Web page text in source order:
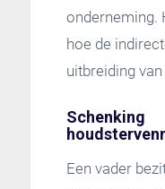
onderneming.
hoe de
uitbreiding
Een vader